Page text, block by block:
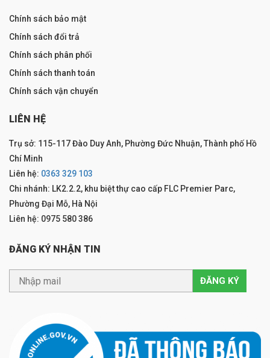
Chính sách bảo mật
Chính sách đổi trả
Chính sách phân phối
Chính sách thanh toán
Chính sách vận chuyển
LIÊN HỆ
Trụ sở: 115-117 Đào Duy Anh, Phường Đức Nhuận, Thành phố Hồ
Chí Minh
Liên hệ: 0363 329 103
Chi nhánh: LK2.2.2, khu biệt thự cao cấp FLC Premier Parc,
Phường Đại Mỗ, Hà Nội
Liên hệ: 0975 580 386
ĐĂNG KÝ NHẬN TIN